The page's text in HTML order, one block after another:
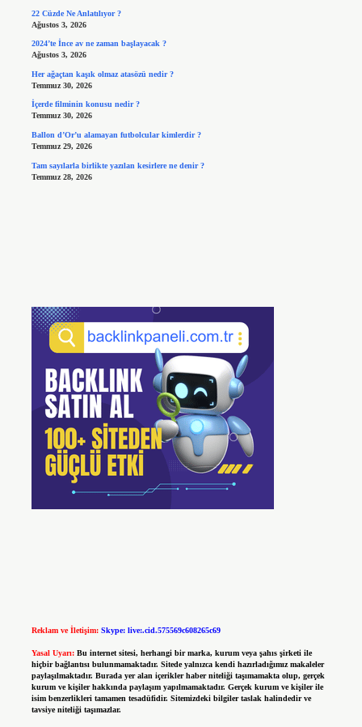
22 Cüzde Ne Anlatılıyor ?
Ağustos 3, 2026
2024’te İnce av ne zaman başlayacak ?
Ağustos 3, 2026
Her ağaçtan kaşık olmaz atasözü nedir ?
Temmuz 30, 2026
İçerde filminin konusu nedir ?
Temmuz 30, 2026
Ballon d’Or’u alamayan futbolcular kimlerdir ?
Temmuz 29, 2026
Tam sayılarla birlikte yazılan kesirlere ne denir ?
Temmuz 28, 2026
Reklam ve İletişim: Skype: live:.cid.575569c608265c69
Yasal Uyarı: Bu internet sitesi, herhangi bir marka, kurum veya şahıs şirketi ile
hiçbir bağlantısı bulunmamaktadır. Sitede yalnızca kendi hazırladığımız makaleler
paylaşılmaktadır. Burada yer alan içerikler haber niteliği taşımamakta olup, gerçek
kurum ve kişiler hakkında paylaşım yapılmamaktadır. Gerçek kurum ve kişiler ile
isim benzerlikleri tamamen tesadüfidir. Sitemizdeki bilgiler taslak halindedir ve
tavsiye niteliği taşımazlar.